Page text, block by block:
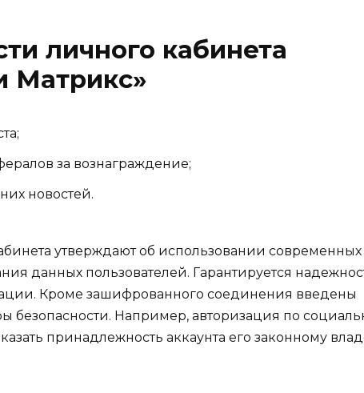
личного кабинета
Матрикс»
за вознаграждение;
новостей.
утверждают об использовании современных
данных пользователей. Гарантируется
Кроме зашифрованного соединения введены
безопасности. Например, авторизация по
принадлежность аккаунта его законному